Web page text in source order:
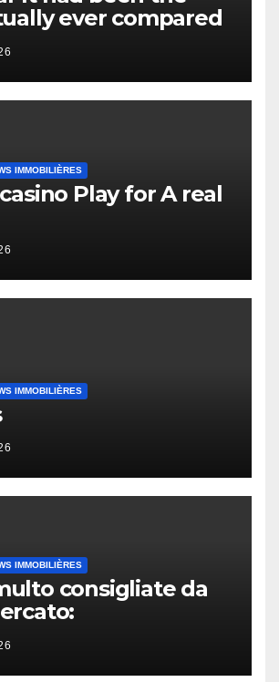
ever compared
top actually?
Learners
IMMOBILIÈRES
Play for A real
IMMOBILIÈRES
IMMOBILIÈRES
consigliate da
di gennaio